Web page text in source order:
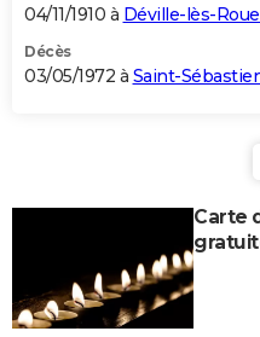
04/11/1910 à Déville-lès-
Décès
03/05/1972 à Saint-
Carte